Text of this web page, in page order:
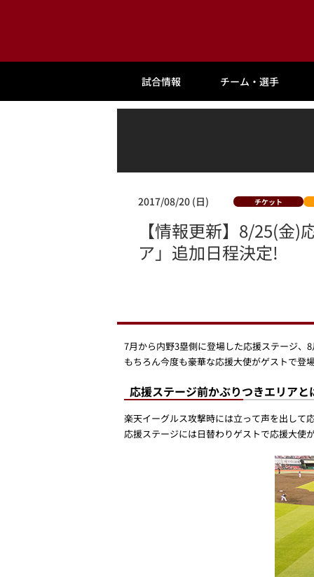
試合情報 チーム・選手
2017/08/20 (日) チケット
【情報更新】8/25(金
ア」追加日程決定!
7月から内野3塁側に登場した応援ステージ、
もちろん今度も豪華な応援大使がゲストで登
応援ステージ前かぶりつきエリアと
楽天イーグルス攻撃時には立って声を出して
応援ステージには日替わりゲストで応援大使